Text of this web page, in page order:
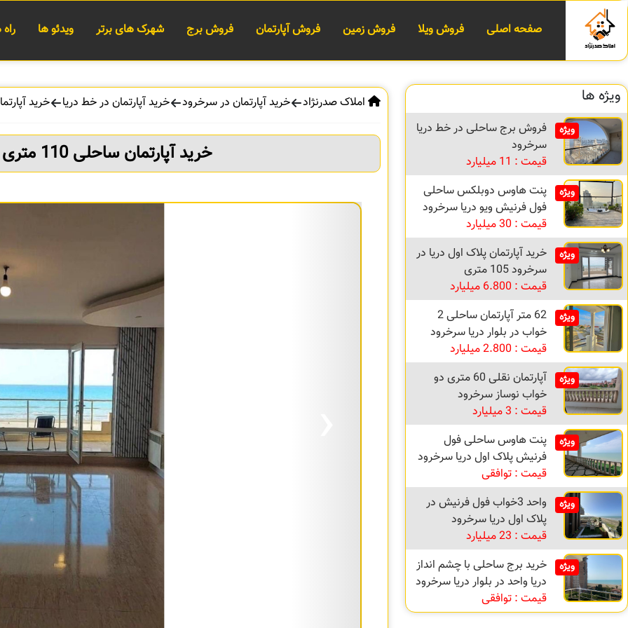
صفحه اصلی فروش ویلا فروش زمین فروش آپارتمان فروش برج شهرک های برتر ویدئو ها
املاک صدرنژاد خرید آپارتمان در سرخرود خرید آپارتمان در خط دریا خرید آپارتمان ساحلی
خرید آپارتمان ساحلی 110 متری پلاک اول در سرخرود
ویژه ها
ویژه
فروش برج ساحلی در خط دریا
سرخرود
قیمت : 11 میلیارد
ویژه
پنت هاوس دوبلکس ساحلی
فول فرنیش ویو دریا سرخرود
قیمت : 30 میلیارد
ویژه
خرید آپارتمان پلاک اول دریا در
سرخرود 105 متری
قیمت : 6.800 میلیارد
ویژه
62 متر آپارتمان ساحلی 2
خواب در بلوار دریا سرخرود
قیمت : 2.800 میلیارد
ویژه
آپارتمان نقلی 60 متری دو
خواب نوساز سرخرود
قیمت : 3 میلیارد
ویژه
پنت هاوس ساحلی فول
فرنیش پلاک اول دریا سرخرود
قیمت : توافقی
ویژه
واحد 3خواب فول فرنیش در
پلاک اول دریا سرخرود
قیمت : 23 میلیارد
ویژه
خرید برج ساحلی با چشم انداز
دریا واحد در بلوار دریا سرخرود
قیمت : توافقی